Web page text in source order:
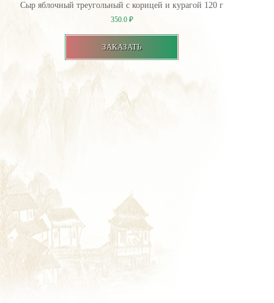
Сыр яблочный треугольный с корицей и курагой 120 г
350.0 ₽
ЗАКАЗАТЬ